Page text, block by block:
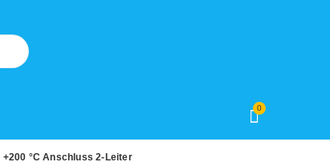
0
°C Anschluss 2-Leiter